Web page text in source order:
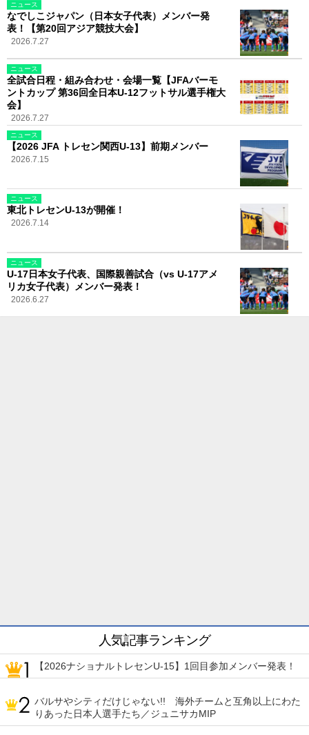
ニュース
なでしこジャパン（日本女子代表）メンバー発
表！【第20回アジア競技大会】
2026.7.27
ニュース
全試合日程・組み合わせ・会場一覧【JFAバーモ
ントカップ 第36回全日本U-12フットサル選手権大
会】
2026.7.27
ニュース
【2026 JFA トレセン関西U-13】前期メンバー
2026.7.15
ニュース
東北トレセンU-13が開催！
2026.7.14
ニュース
U-17日本女子代表、国際親善試合（vs U-17アメ
リカ女子代表）メンバー発表！
2026.6.27
人気記事ランキング
【2026ナショナルトレセンU-15】1回目参加メンバー発表！
バルサやシティだけじゃない!! 海外チームと互角以上にわた
りあった日本人選手たち／ジュニサカMIP